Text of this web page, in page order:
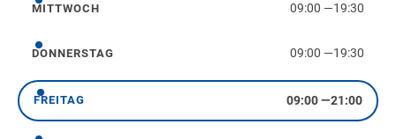
Mittwoch
MITTWOCH 09:00 —19:30
Donnerstag
DONNERSTAG 09:00 —19:30
Freitag
FREITAG 09:00—21:00